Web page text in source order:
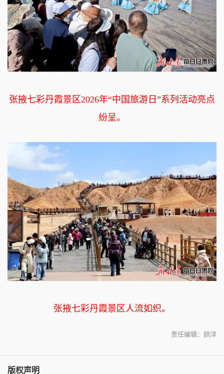
张掖七彩丹霞景区2026年“中国旅游日”系列活动亮点
纷呈。
张掖七彩丹霞景区人流如织。
责任编辑：顾洋
版权声明